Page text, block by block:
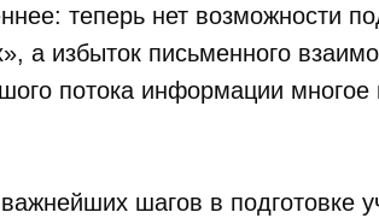
теперь нет возможности
а избыток письменного
потока информации многое
шагов в подготовке